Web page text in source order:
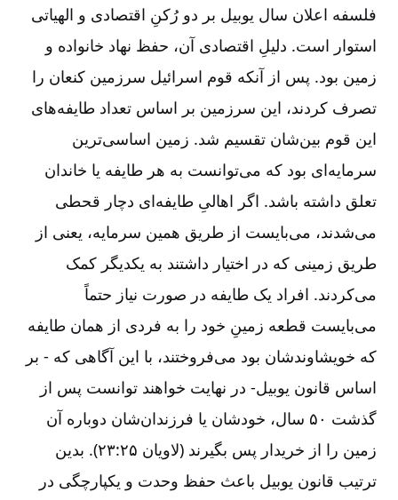
فلسفه اعلان سال یوبیل بر دو رُکنِ اقتصادی و الهیاتی
استوار است. دلیلِ اقتصادی آن، حفظ نهاد خانواده و
زمین بود. پس از آنکه قوم اسرائیل سرزمین کنعان را
تصرف کردند، این سرزمین بر اساس تعداد طایفه‌های‌
این قوم بین‌شان تقسیم شد. زمین اساسی‌ترین
سرمایه‌ای بود که می‌توانست به هر طایفه یا خاندان
تعلق داشته باشد. اگر اهالیِ طایفه‌ای دچار قحطی
می‌شدند، می‌بایست از طریق همین سرمایه، یعنی از
طریق زمینی که در اختیار داشتند به یکدیگر کمک
می‌کردند. افراد یک طایفه در صورت نیاز حتماً
می‌بایست قطعه زمینِ خود را به فردی از همان طایفه
که خویشاوندشان بود می‌فروختند، با این آگاهی که - بر
اساس قانون یوبیل- در نهایت خواهند توانست پس از
گذشت ۵۰ سال، خودشان یا فرزندان‌شان دوباره آن
زمین را از خریدار پس بگیرند (لاویان ۲۵:‏۲۳). بدین
ترتیب قانون یوبیل باعث حفظ وحدت و یکپارچگی در